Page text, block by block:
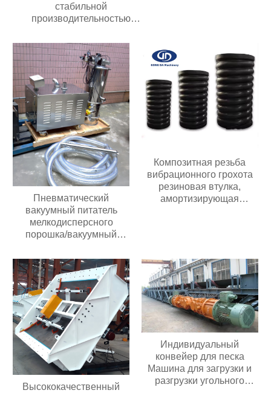
стабильной
производительностью
добычи полезных
ископаемыхВысокочастотные
вибрационные грохоты со
стабильной
производительностью
Долговечные грохоты для
добычи полезных
ископаемых
Пневматический
вакуумный питатель
мелкодисперсного
порошка/вакуумный
вакуумный конвейер
Композитная резьба
вибрационного грохота
резиновая втулка,
амортизирующая
Высококачественный
Индивидуальный
конвейер для песка
Машина для загрузки и
разгрузки угольного